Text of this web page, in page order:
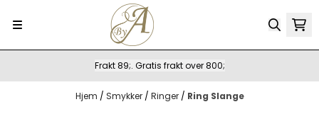
Frakt 89;. Gratis frakt over 800;
Hjem / Smykker / Ringer / Ring Slange